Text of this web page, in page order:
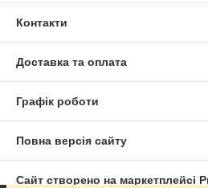
Контакти
Доставка та оплата
Графік роботи
Повна версія сайту
Сайт створено на маркетплейсі